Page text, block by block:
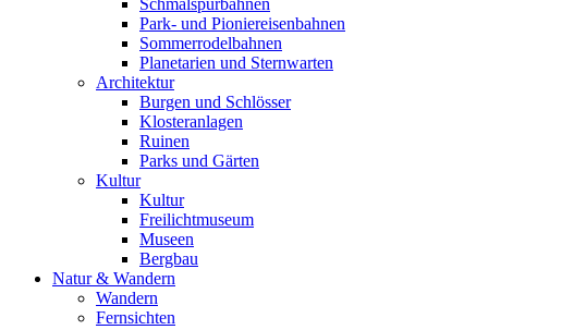
Schmalspurbahnen
Park- und Pioniereisenbahnen
Sommerrodelbahnen
Planetarien und Sternwarten
Architektur
Burgen und Schlösser
Klosteranlagen
Ruinen
Parks und Gärten
Kultur
Kultur
Freilichtmuseum
Museen
Bergbau
Natur & Wandern
Wandern
Fernsichten